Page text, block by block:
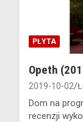
PŁYTA
Opeth
2019-10-02
Dom na
recenzji